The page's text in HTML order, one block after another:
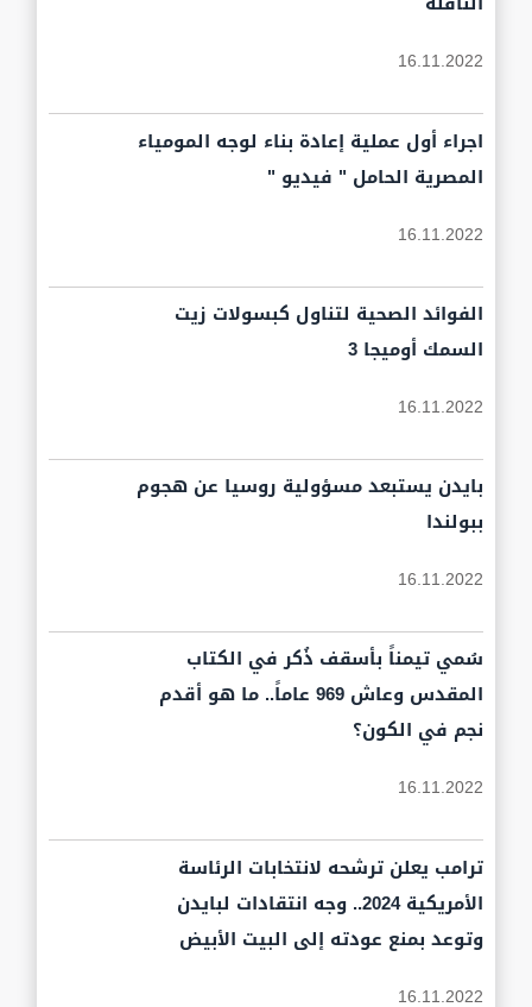
16.11.2022
اجراء أول عملية إعادة بناء لوجه المومياء
المصرية الحامل " فيديو "
16.11.2022
الفوائد الصحية لتناول كبسولات زيت
السمك أوميجا 3
16.11.2022
بايدن يستبعد مسؤولية روسيا عن هجوم
ببولندا
16.11.2022
سُمي تيمناً بأسقف ذُكر في الكتاب
المقدس وعاش 969 عاماً.. ما هو أقدم
نجم في الكون؟
16.11.2022
ترامب يعلن ترشحه لانتخابات الرئاسة
الأمريكية 2024.. وجه انتقادات لبايدن
وتوعد بمنع عودته إلى البيت الأبيض
16.11.2022